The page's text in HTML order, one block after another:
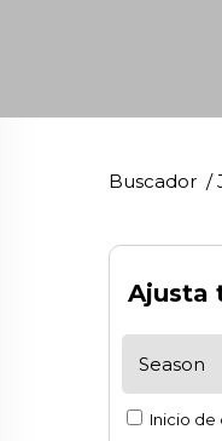
Buscador /
Ajusta
Season
Inicio de